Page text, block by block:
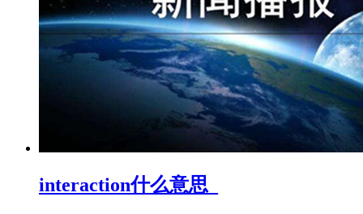
interaction什么意思_